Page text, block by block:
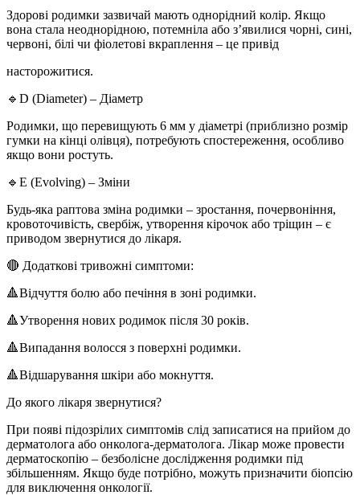
Здорові родимки зазвичай мають однорідний колір. Якщо
вона стала неоднорідною, потемніла або зʼявилися чорні, сині,
червоні, білі чи фіолетові вкраплення – це привід
насторожитися.
🔹D (Diameter) – Діаметр
Родимки, що перевищують 6 мм у діаметрі (приблизно розмір
гумки на кінці олівця), потребують спостереження, особливо
якщо вони ростуть.
🔹E (Evolving) – Зміни
Будь-яка раптова зміна родимки – зростання, почервоніння,
кровоточивість, свербіж, утворення кірочок або тріщин – є
приводом звернутися до лікаря.
🔴 Додаткові тривожні симптоми:
🔺Відчуття болю або печіння в зоні родимки.
🔺Утворення нових родимок після 30 років.
🔺Випадання волосся з поверхні родимки.
🔺Відшарування шкіри або мокнуття.
До якого лікаря звернутися?
При появі підозрілих симптомів слід записатися на прийом до
дерматолога або онколога-дерматолога. Лікар може провести
дерматоскопію – безболісне дослідження родимки під
збільшенням. Якщо буде потрібно, можуть призначити біопсію
для виключення онкології.